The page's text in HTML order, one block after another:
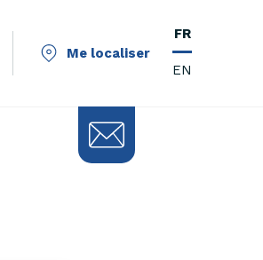
Me localiser
FR
EN